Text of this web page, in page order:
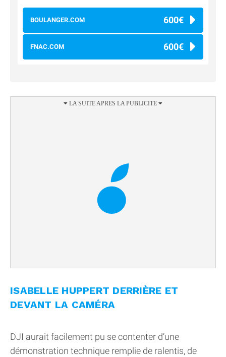
BOULANGER.COM 600€
FNAC.COM 600€
ISABELLE HUPPERT DERRIÈRE ET
DEVANT LA CAMÉRA
DJI aurait facilement pu se contenter d’une
démonstration technique remplie de ralentis, de